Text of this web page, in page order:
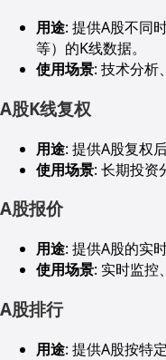
用途: 提供A股不同
等）的K线数据。
使用场景: 技术分析
A股K线复权
用途: 提供A股复权
使用场景: 长期投资
A股报价
用途: 提供A股的实
使用场景: 实时监控
A股排行
用途: 提供A股按特